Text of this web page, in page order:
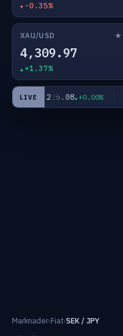
-0.35%
XAU/USD ★
4,309.97
+1.37%
LIVE
USD64,226.08 +0.00%
Marknader›Fiat›SEK / JPY